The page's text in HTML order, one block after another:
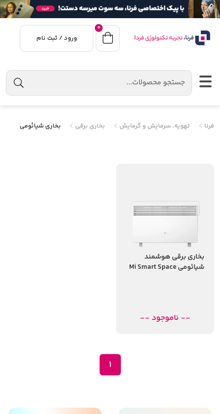
0
ورود / ثبت نام
فرنا تهویه، سرمایش و گرمایش بخاری برقی بخاری شیائومی
بخاری برقی هوشمند
شیائومی Mi Smart Space
-- ناموجود --
1